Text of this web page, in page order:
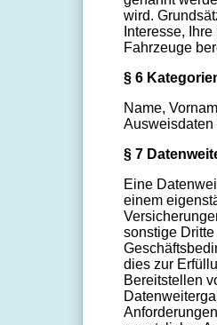
wird.
Interesse,
Fahrzeuge
§ 6
Name,
Ausweisdaten
§ 7
Eine
einem
sonstige
dies zur
Bereitstellen